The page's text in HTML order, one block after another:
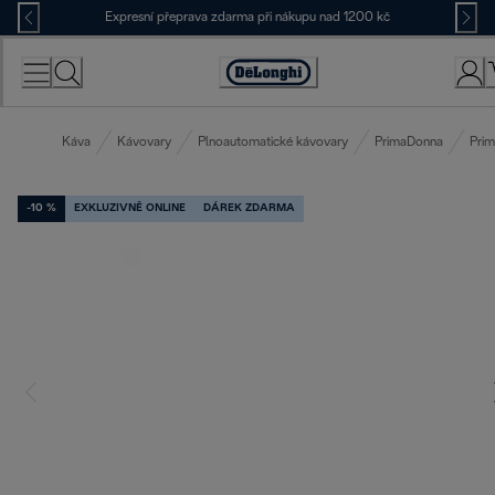
Skip
to
Content
Expresní přeprava zdarma při nákupu nad 1200 kč
Accessibility
Káva Kávovary Plnoautomatické kávovary PrimaDonna
-10 % EXKLUZIVNĚ ONLINE DÁREK ZDARMA